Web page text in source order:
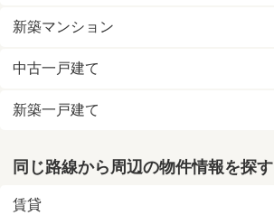
新築マンション
中古一戸建て
新築一戸建て
同じ路線から周辺の物件情報を探す
賃貸